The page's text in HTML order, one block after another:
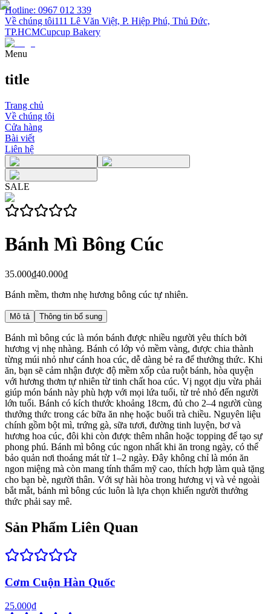
Hotline: 0967 012 339
Về chúng tôi111 Lê Văn Việt, P. Hiệp Phú, Thủ Đức,
TP.HCMCupcup Bakery
Menu
title
Trang chủ
Về chúng tôi
Cửa hàng
Bài viết
Liên hệ
SALE
Bánh Mì Bông Cúc
35.000₫40.000₫
Bánh mềm, thơm nhẹ hương bông cúc tự nhiên.
Mô tả Thông tin bổ sung
Bánh mì bông cúc là món bánh được nhiều người yêu thích bởi
hương vị nhẹ nhàng. Bánh có lớp vỏ mềm vàng, được chia thành
từng múi nhỏ như cánh hoa cúc, dễ dàng bẻ ra để thưởng thức. Khi
ăn, bạn sẽ cảm nhận được độ mềm xốp của ruột bánh, hòa quyện
với hương thơm tự nhiên từ tinh chất hoa cúc. Vị ngọt dịu vừa phải
giúp món bánh này phù hợp với mọi lứa tuổi, từ trẻ nhỏ đến người
lớn tuổi. Bánh có kích thước khoảng 18cm, đủ cho 2–4 người cùng
thưởng thức trong các bữa ăn nhẹ hoặc buổi trà chiều. Nguyên liệu
chính gồm bột mì, trứng gà, sữa tươi, đường tinh luyện, bơ và
hương hoa cúc, đôi khi còn được thêm nhân hoặc topping để tạo sự
phong phú. Bánh mì bông cúc ngon nhất khi ăn trong ngày, có thể
bảo quản nơi thoáng mát từ 1–2 ngày. Đây không chỉ là món ăn
ngon miệng mà còn mang tính thẩm mỹ cao, thích hợp làm quà tặng
cho bạn bè, người thân. Với sự hài hòa trong hương vị và vẻ ngoài
bắt mắt, bánh mì bông cúc luôn là lựa chọn khiến người thưởng
thức phải say mê.
Sản Phẩm Liên Quan
Cơm Cuộn Hàn Quốc
25.000₫